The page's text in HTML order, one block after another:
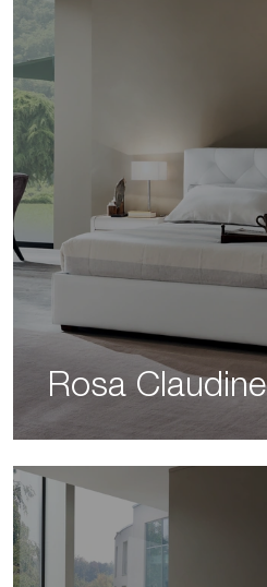
Rosa Claudine